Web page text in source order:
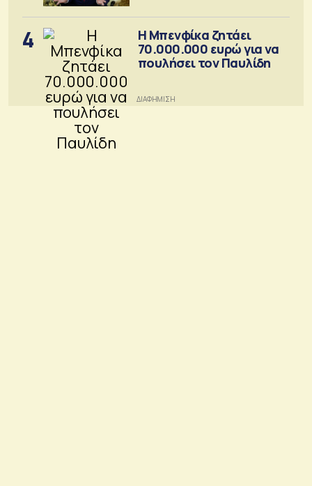
4
Η Μπενφίκα ζητάει
70.000.000 ευρώ για να
πουλήσει τον Παυλίδη